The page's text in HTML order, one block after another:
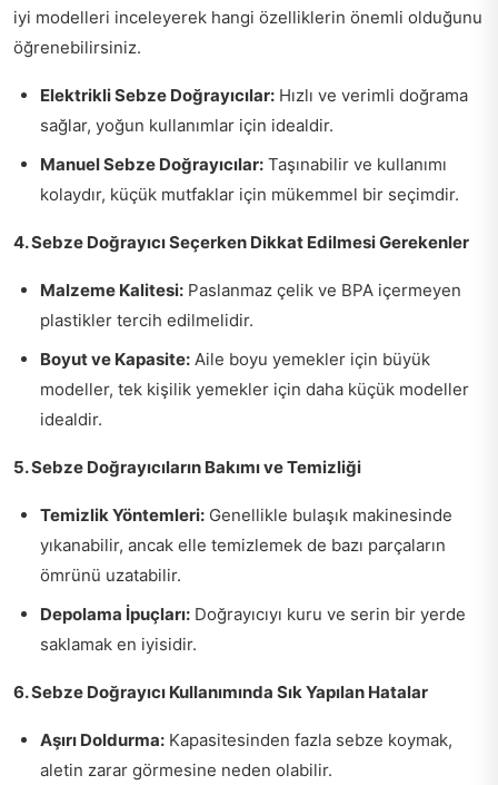
iyi modelleri inceleyerek hangi özelliklerin önemli olduğunu
öğrenebilirsiniz.
Elektrikli Sebze Doğrayıcılar: Hızlı ve verimli doğrama
sağlar, yoğun kullanımlar için idealdir.
Manuel Sebze Doğrayıcılar: Taşınabilir ve kullanımı
kolaydır, küçük mutfaklar için mükemmel bir seçimdir.
4. Sebze Doğrayıcı Seçerken Dikkat Edilmesi Gerekenler
Malzeme Kalitesi: Paslanmaz çelik ve BPA içermeyen
plastikler tercih edilmelidir.
Boyut ve Kapasite: Aile boyu yemekler için büyük
modeller, tek kişilik yemekler için daha küçük modeller
idealdir.
5. Sebze Doğrayıcıların Bakımı ve Temizliği
Temizlik Yöntemleri: Genellikle bulaşık makinesinde
yıkanabilir, ancak elle temizlemek de bazı parçaların
ömrünü uzatabilir.
Depolama İpuçları: Doğrayıcıyı kuru ve serin bir yerde
saklamak en iyisidir.
6. Sebze Doğrayıcı Kullanımında Sık Yapılan Hatalar
Aşırı Doldurma: Kapasitesinden fazla sebze koymak,
aletin zarar görmesine neden olabilir.